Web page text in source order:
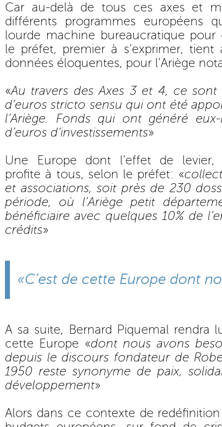
Car au-delà de tous ces axes et
différents programmes européens
lourde machine bureaucratique
le préfet, premier à s’exprimer, tient
données éloquentes, pour l’Ariège
«Au travers des Axes 3 et 4, ce
d’euros stricto sensu qui ont été
l’Ariège. Fonds qui ont généré
d’euros d’investissements»
Une Europe dont l’effet de levier,
profite à tous, selon le préfet: «
et associations, soit près de 230
période, où l’Ariège petit
bénéficiaire avec quelques 10% de
crédits»
«C’est de cette Europe dont
A sa suite, Bernard Piquemal rendra
cette Europe «dont nous avons
depuis le discours fondateur de
1950 reste synonyme de paix,
développement»
Alors dans ce contexte de